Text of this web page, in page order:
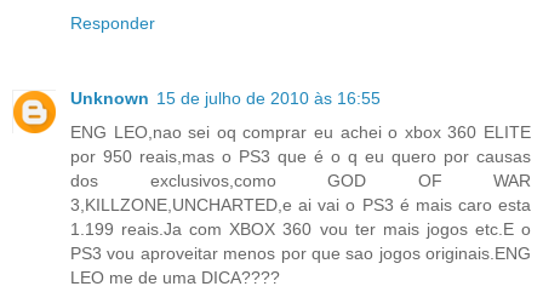
Responder
Unknown 15 de julho de 2010 às 16:55
ENG LEO,nao sei oq comprar eu achei o xbox 360 ELITE
por 950 reais,mas o PS3 que é o q eu quero por causas
dos exclusivos,como GOD OF WAR
3,KILLZONE,UNCHARTED,e ai vai o PS3 é mais caro esta
1.199 reais.Ja com XBOX 360 vou ter mais jogos etc.E o
PS3 vou aproveitar menos por que sao jogos originais.ENG
LEO me de uma DICA????